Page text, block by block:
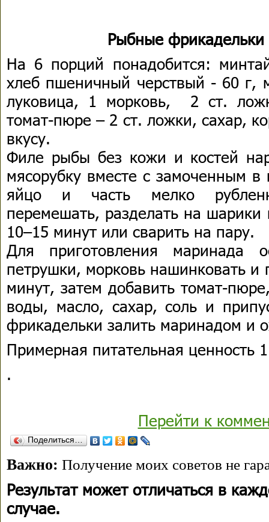
Рыбные
На 6 порций понадобится:
хлеб пшеничный черствый - 60 г,
луковица, 1 морковь, 2 ст.
томат-пюре – 2 ст. ложки, сахар,
вкусу.
Филе рыбы без кожи и костей
мясорубку вместе с замоченным
яйцо и часть мелко
перемешать, разделать на шарики
10–15 минут или сварить на пару.
Для приготовления маринада
петрушки, морковь нашинковать и
минут, затем добавить томат-
воды, масло, сахар, соль и
фрикадельки залить маринадом и
Примерная питательная ценность
.
Перейти к
Поделиться…
Важно: Получение моих советов не
Результат может отличаться в
случае.